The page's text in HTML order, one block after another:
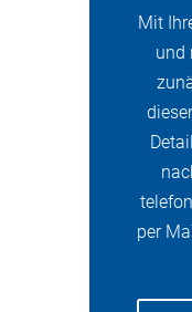
Mit
und
per